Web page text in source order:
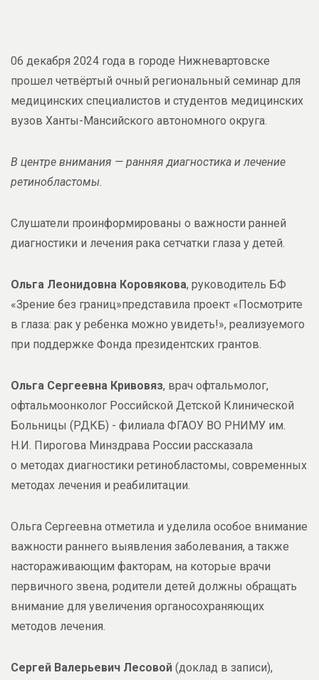
06 декабря 2024 года в городе Нижневартовске
прошел четвёртый очный региональный семинар для
медицинских специалистов и студентов медицинских
вузов Ханты-Мансийского автономного округа.
В центре внимания — ранняя диагностика и лечение
ретинобластомы.
Слушатели проинформированы о важности ранней
диагностики и лечения рака сетчатки глаза у детей.
Ольга Леонидовна Коровякова, руководитель БФ
«Зрение без границ»представила проект «Посмотрите
в глаза: рак у ребенка можно увидеть!», реализуемого
при поддержке Фонда президентских грантов.
Ольга Сергеевна Кривовяз, врач офтальмолог,
офтальмоонколог Российской Детской Клинической
Больницы (РДКБ) - филиала ФГАОУ ВО РНИМУ им.
Н.И. Пирогова Минздрава России рассказала
о методах диагностики ретинобластомы, современных
методах лечения и реабилитации.
Ольга Сергеевна отметила и уделила особое внимание
важности раннего выявления заболевания, а также
настораживающим факторам, на которые врачи
первичного звена, родители детей должны обращать
внимание для увеличения органосохраняющих
методов лечения.
Сергей Валерьевич Лесовой (доклад в записи),